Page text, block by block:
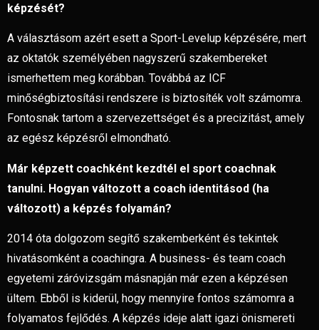
képzését?
A választásom azért esett a Sport-Levelup képzésére, mert
az oktatók személyében nagyszerű szakembereket
ismerhettem meg korábban. Továbbá az ICF
minőségbiztosítási rendszere is biztosíték volt számomra.
Fontosnak tartom a szervezettséget és a precizitást, amely
az egész képzésről elmondható.
Már képzett coachként kezdtél el sport coachnak
tanulni. Hogyan változott a coach identitásod (ha
változott) a képzés folyamán?
2014 óta dolgozom segítő szakemberként és tekintek
hivatásomként a coachingra. A business- és team coach
egyetemi záróvizsgám másnapján már ezen a képzésen
ültem. Ebből is kiderül, hogy mennyire fontos számomra a
folyamatos fejlődés. A képzés ideje alatt igazi önismereti